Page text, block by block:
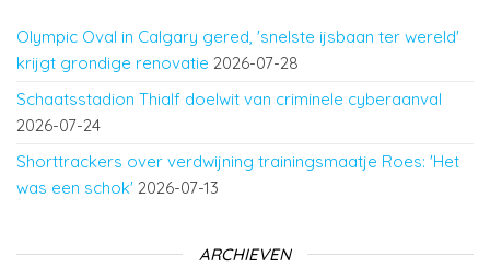
Olympic Oval in Calgary gered, 'snelste ijsbaan ter wereld'
krijgt grondige renovatie 2026-07-28
Schaatsstadion Thialf doelwit van criminele cyberaanval
2026-07-24
Shorttrackers over verdwijning trainingsmaatje Roes: 'Het
was een schok' 2026-07-13
ARCHIEVEN